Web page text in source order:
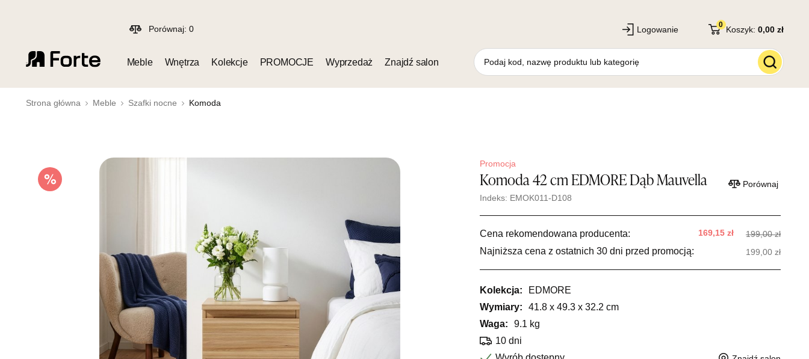
Porównaj: 0
Meble Wnętrza Kolekcje PROMOCJE Wyprzedaż Znajdź salon
Logowanie 0 Koszyk: 0,00 zł
Strona główna Meble Szafki nocne Komoda
Promocja
Komoda 42 cm EDMORE Dąb Mauvella
Indeks: EMOK011-D108
Porównaj
Cena rekomendowana producenta: 169,15 zł 199,00 zł
Najniższa cena z ostatnich 30 dni przed promocją: 199,00 zł
Kolekcja:
EDMORE
Wymiary:
41.8 x 49.3 x 32.2 cm
Waga:
9.1 kg
10 dni